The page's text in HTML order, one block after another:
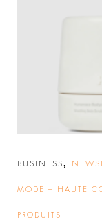
BUSINESS,
MODE – HAUTE
PRODUITS